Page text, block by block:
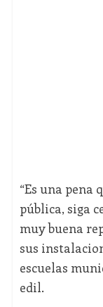
“Es una pena
pública, siga
muy buena
sus
escuelas
edil.